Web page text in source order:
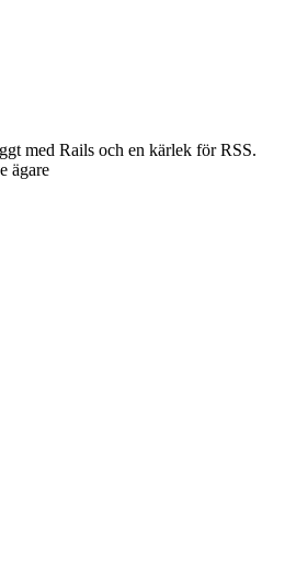
med Rails och en kärlek för RSS.
ägare